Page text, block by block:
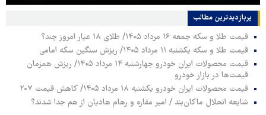
پربازدیدترین‌ مطالب
قیمت طلا و سکه جمعه ۱۶ مرداد ۱۴۰۵/ طلای ۱۸ عیار امروز چند؟
قیمت طلا و سکه یکشنبه ۱۱ مرداد ۱۴۰۵/ ریزش سنگین سکه امامی
قیمت محصولات ایران خودرو چهارشنبه ۱۴ مرداد ۱۴۰۵/ ریزش همزمان
قیمت‌ها در بازار خودرو
قیمت محصولات ایران خودرو یکشنبه ۱۸ مرداد ۱۴۰۵/ کاهش قیمت ۲۰۷
شایعه انحلال ماکان‌بند / امیر مقاره و رهام هادیان از هم جدا شدند؟